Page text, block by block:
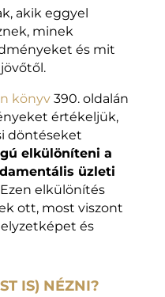
akik eggyel
minek
és mit
könyv390. oldalán
értékeljük,
döntéseket
elkülöníteni a
üzleti
Ezen elkülönítés
ott, most viszont
és
IS) NÉZNI?